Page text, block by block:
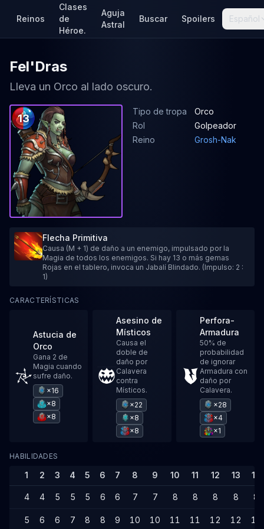
Reinos
Clases
de
Héroe.
Aguja
Astral
Buscar Spoilers Español
Fel'Dras
Lleva un Orco al lado oscuro.
13
Tipo de tropa
Orco
Rol
Golpeador
Reino
Grosh-Nak
Flecha Primitiva
Causa (M + 1) de daño a un enemigo, impulsado por la
Magia de todos los enemigos. Si hay 13 o más gemas
Rojas en el tablero, invoca un Jabalí Blindado. (Impulso: 2 :
1)
CARACTERÍSTICAS
Astucia de
Orco
Gana 2 de
Magia cuando
sufre daño.
×16
×8
×8
Asesino de
Místicos
Causa el
doble de
daño por
Calavera
contra
Místicos.
×22
×8
×8
Perfora-
Armadura
50% de
probabilidad
de ignorar
Armadura con
daño por
Calavera.
×28
×4
×1
HABILIDADES
1 2 3 4 5 6 7 8 9 10 11 12 13 14
4 4 5 5 5 6 6 7 7 8 8 8 8 8
5 6 6 7 8 8 9 10 10 11 11 12 12 13